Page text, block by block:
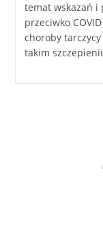
temat wskazań i
przeciwko
choroby
takim